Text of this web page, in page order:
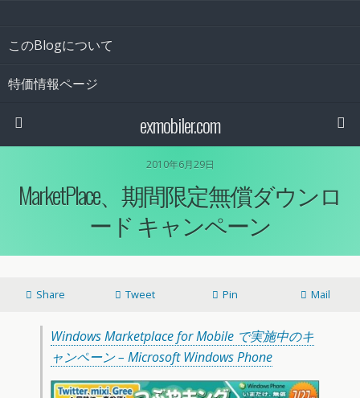
このBlogについて
特価情報ページ
exmobiler.com
2010年6月29日
MarketPlace、期間限定無償ダウンロ
ード キャンペーン
Share Tweet Pin Mail
Windows Marketplace for Mobile で実施中のキ
ャンペーン – Microsoft Windows Phone